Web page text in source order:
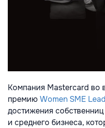
Компания Mastercard во
премию Women SME
достижения
и среднего бизнеса,